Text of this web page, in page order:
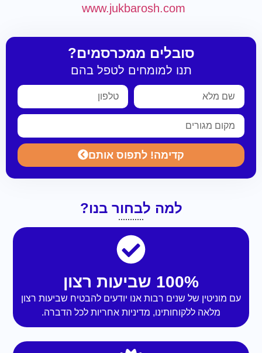
www.jukbarosh.com
סובלים ממכרסמים?
תנו למומחים לטפל בהם
קדימה! לתפוס אותם
למה לבחור בנו?
100% שביעות רצון
עם מוניטין של שנים רבות אנו יודעים להבטיח שביעות רצון
מלאה ללקוחותינו, מדיניות אחריות לכל הדברה.